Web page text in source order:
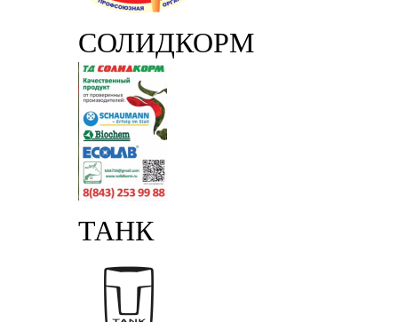
СОЛИДКОРМ
ТАНК